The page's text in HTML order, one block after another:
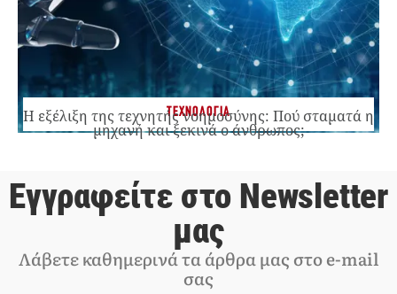
ΤΕΧΝΟΛΟΓΙΑ
Η εξέλιξη της τεχνητής νοημοσύνης: Πού σταματά η
μηχανή και ξεκινά ο άνθρωπος;
Εγγραφείτε στο Newsletter
μας
Λάβετε καθημερινά τα άρθρα μας στο e-mail
σας